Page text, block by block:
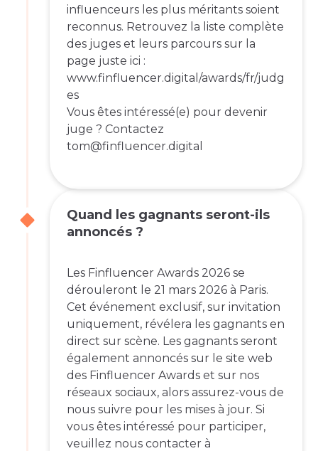
influenceurs les plus méritants soient
reconnus. Retrouvez la liste complète
des juges et leurs parcours sur la
page juste ici :
www.finfluencer.digital/awards/fr/judg
es
Vous êtes intéressé(e) pour devenir
juge ? Contactez
tom@finfluencer.digital
Quand les gagnants seront-ils
annoncés ?
Les Finfluencer Awards 2026 se
dérouleront le 21 mars 2026 à Paris.
Cet événement exclusif, sur invitation
uniquement, révélera les gagnants en
direct sur scène. Les gagnants seront
également annoncés sur le site web
des Finfluencer Awards et sur nos
réseaux sociaux, alors assurez-vous de
nous suivre pour les mises à jour. Si
vous êtes intéressé pour participer,
veuillez nous contacter à